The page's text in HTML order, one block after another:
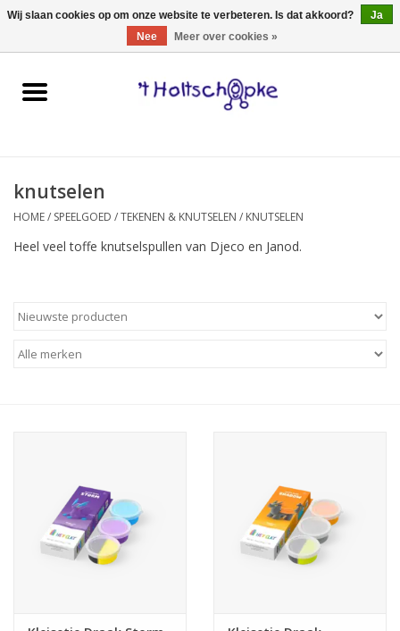
0 Artikelen - €0,00
Home
spellen
onderweg
boeken
knutselen
HOME/ SPEELGOED /TEKENEN & KNUTSELEN / KNUTSELEN
Heel veel toffe knutselspullen van Djeco en Janod.
Wij slaan cookies op om onze website te verbeteren. Is dat akkoord?
Ja
Nee
Meer over cookies »